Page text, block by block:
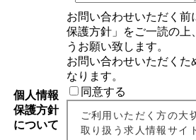
個人情報
保護方針
について
お問い合わせいただく前
保護方針」をご一読の上
うお願い致します。
お問い合わせいただくた
なります。
同意する